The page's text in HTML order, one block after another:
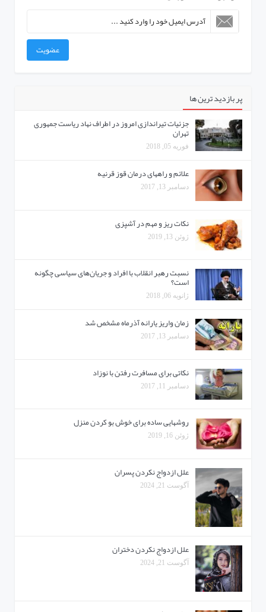
عضویت
پر بازدید ترین ها
جزئیات تیراندازی امروز در اطراف نهاد ریاست جمهوری
تهران
فوریه 05, 2018
علائم و راههای درمان قوز قرنیه
دسامبر 13, 2017
نکات ریز و مهم در آشپزی
ژوئن 13, 2019
نسبت رهبر انقلاب با افراد و جریان‌های سیاسی چگونه
است؟
ژانویه 06, 2018
زمان واریز یارانه آذرماه مشخص شد
دسامبر 13, 2017
نکاتی برای مسافرت رفتن با نوزاد
دسامبر 11, 2017
روشهایی ساده برای خوش بو کردن منزل
ژوئن 16, 2019
علل ازدواج نکردن پسران
آگوست 21, 2024
علل ازدواج نکردن دختران
آگوست 21, 2024